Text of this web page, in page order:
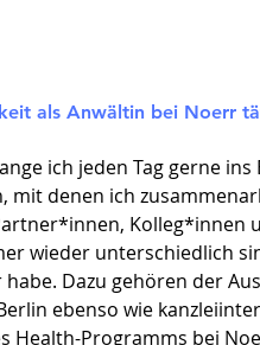
als Anwältin bei Noerr
ich jeden Tag gerne
mit denen ich
wieder unterschiedlich
Dazu gehören der
ebenso wie
Health-Programms bei